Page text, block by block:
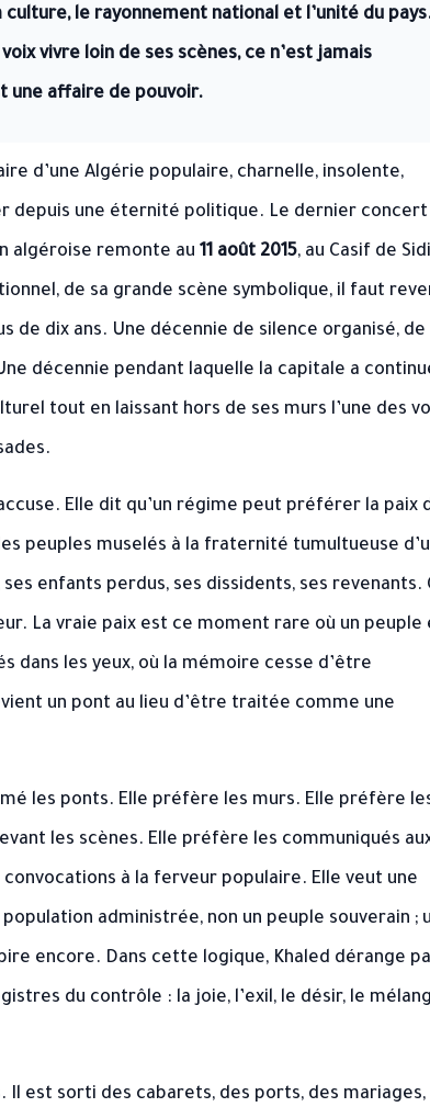
le rayonnement national et l’unité du
vivre loin de ses scènes, ce n’est jamais
une affaire de pouvoir.
d’une Algérie populaire, charnelle, insolente,
depuis une éternité politique. Le dernier concert
algéroise remonte au 11 août 2015, au Casif de Sidi
de sa grande scène symbolique, il faut
de dix ans. Une décennie de silence organisé, de
décennie pendant laquelle la capitale a
tout en laissant hors de ses murs l’une des
Elle dit qu’un régime peut préférer la paix
peuples muselés à la fraternité tumultueuse
enfants perdus, ses dissidents, ses revenants.
La vraie paix est ce moment rare où un peuple
dans les yeux, où la mémoire cesse d’être
un pont au lieu d’être traitée comme une
les ponts. Elle préfère les murs. Elle préfère
les scènes. Elle préfère les communiqués
à la ferveur populaire. Elle veut une
administrée, non un peuple souverain ;
encore. Dans cette logique, Khaled dérange
du contrôle : la joie, l’exil, le désir, le
Il est sorti des cabarets, des ports, des mariages,